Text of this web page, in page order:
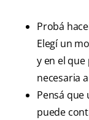
Probá
Elegí un
y en el
necesaria
Pensá que
puede